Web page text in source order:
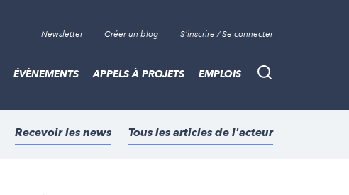
Newsletter Créer un blog S'inscrire / Se connecter
Recherche
ÉVÈNEMENTS APPELS À PROJETS EMPLOIS
Recevoir les news Tous les articles de l'acteur